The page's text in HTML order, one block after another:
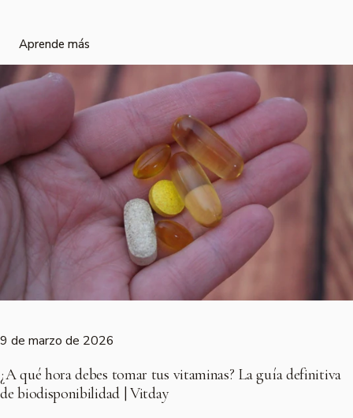
Aprende más
9 de marzo de 2026
¿A qué hora debes tomar tus vitaminas? La guía definitiva
de biodisponibilidad | Vitday